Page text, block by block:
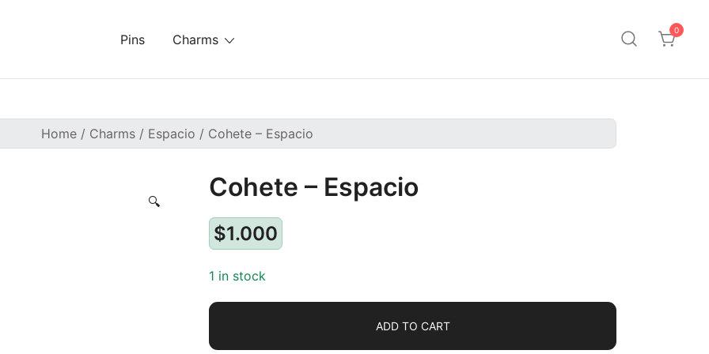
Pins Charms
0
Home / Charms / Espacio / Cohete – Espacio
🔍 Cohete – Espacio
$1.000
1 in stock
ADD TO CART